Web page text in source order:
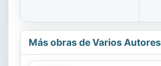
Más obras de Varios Autores